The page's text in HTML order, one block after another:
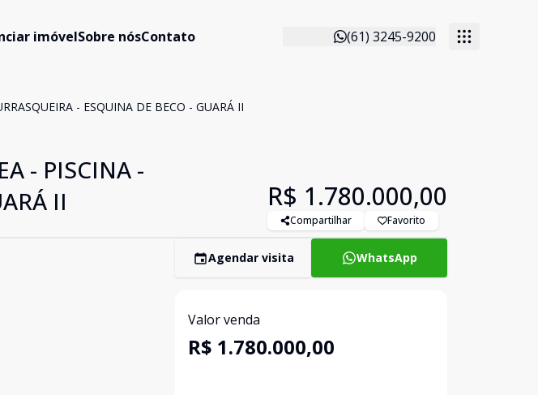
imóvelSobre nósContato (61) 3245-9200
- ESQUINA DE BECO - GUARÁ II
- PISCINA -
II
R$ 1.780.000,00
Compartilhar Favorito
Agendar visita WhatsApp
Valor venda
R$ 1.780.000,00